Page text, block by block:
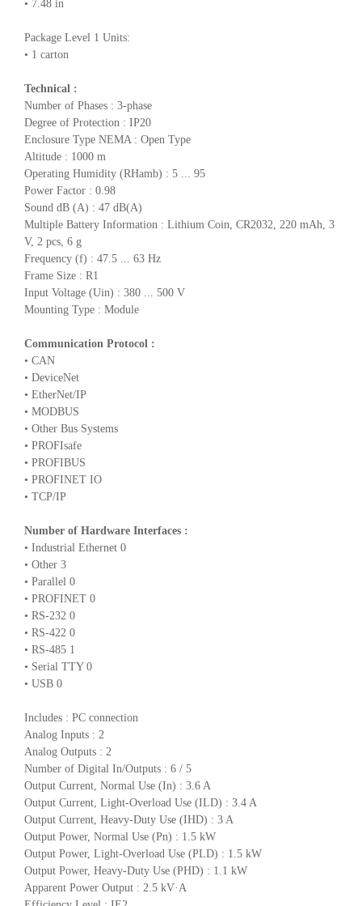
• 7.48 in
Package Level 1 Units:
• 1 carton
Technical :
Number of Phases : 3-phase
Degree of Protection : IP20
Enclosure Type NEMA : Open Type
Altitude : 1000 m
Operating Humidity (RHamb) : 5 ... 95
Power Factor : 0.98
Sound dB (A) : 47 dB(A)
Multiple Battery Information : Lithium Coin, CR2032, 220 mAh, 3
V, 2 pcs, 6 g
Frequency (f) : 47.5 ... 63 Hz
Frame Size : R1
Input Voltage (Uin) : 380 ... 500 V
Mounting Type : Module
Communication Protocol :
• CAN
• DeviceNet
• EtherNet/IP
• MODBUS
• Other Bus Systems
• PROFIsafe
• PROFIBUS
• PROFINET IO
• TCP/IP
Number of Hardware Interfaces :
• Industrial Ethernet 0
• Other 3
• Parallel 0
• PROFINET 0
• RS-232 0
• RS-422 0
• RS-485 1
• Serial TTY 0
• USB 0
Includes : PC connection
Analog Inputs : 2
Analog Outputs : 2
Number of Digital In/Outputs : 6 / 5
Output Current, Normal Use (In) : 3.6 A
Output Current, Light-Overload Use (ILD) : 3.4 A
Output Current, Heavy-Duty Use (IHD) : 3 A
Output Power, Normal Use (Pn) : 1.5 kW
Output Power, Light-Overload Use (PLD) : 1.5 kW
Output Power, Heavy-Duty Use (PHD) : 1.1 kW
Apparent Power Output : 2.5 kV·A